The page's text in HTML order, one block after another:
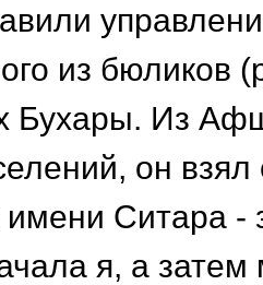
из бюликов
Бухары. Из
он
Ситара -
я, а